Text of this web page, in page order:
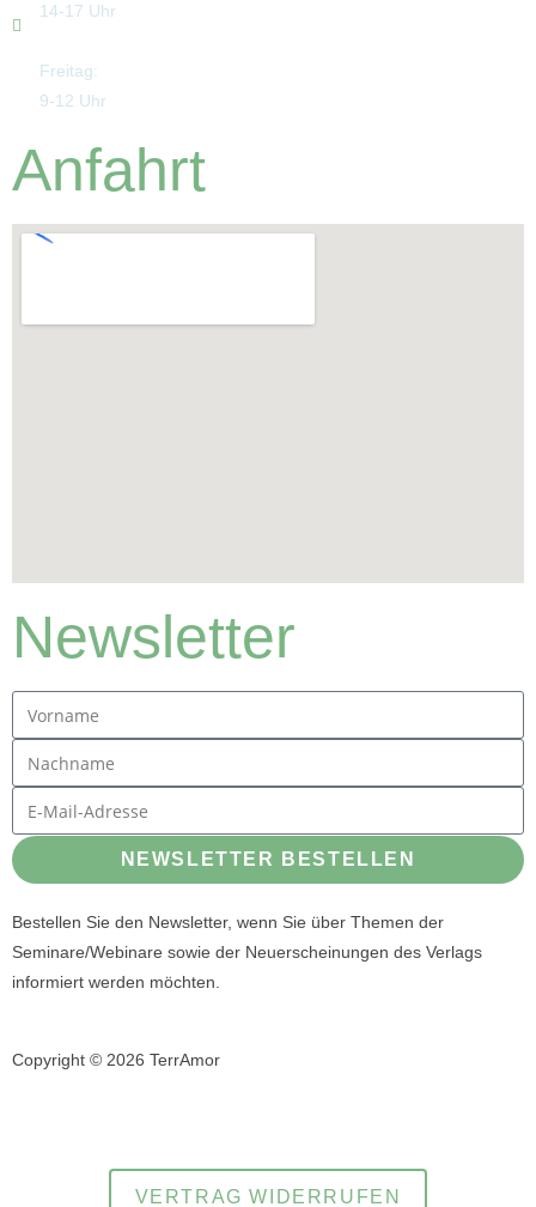
14-17 Uhr
Freitag:
9-12 Uhr
Anfahrt
Newsletter
NEWSLETTER BESTELLEN
Bestellen Sie den Newsletter, wenn Sie über Themen der
Seminare/Webinare sowie der Neuerscheinungen des Verlags
informiert werden möchten.
Copyright © 2026 TerrAmor
VERTRAG WIDERRUFEN